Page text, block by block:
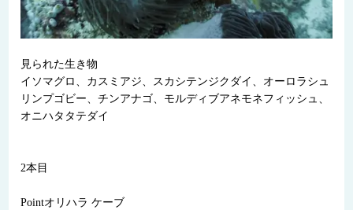
見られた生き物
イソマグロ、カスミアジ、スカシテンジクダイ、オーロラシュ
リンプゴビー、チンアナゴ、モルディブアネモネフィッシュ、
オニハタタテダイ
2本目
Pointオリハラ ケーブ